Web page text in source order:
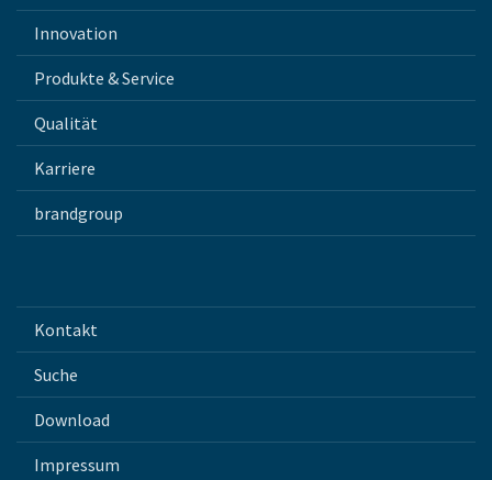
Innovation
Produkte & Service
Qualität
Karriere
brandgroup
Kontakt
Suche
Download
Impressum